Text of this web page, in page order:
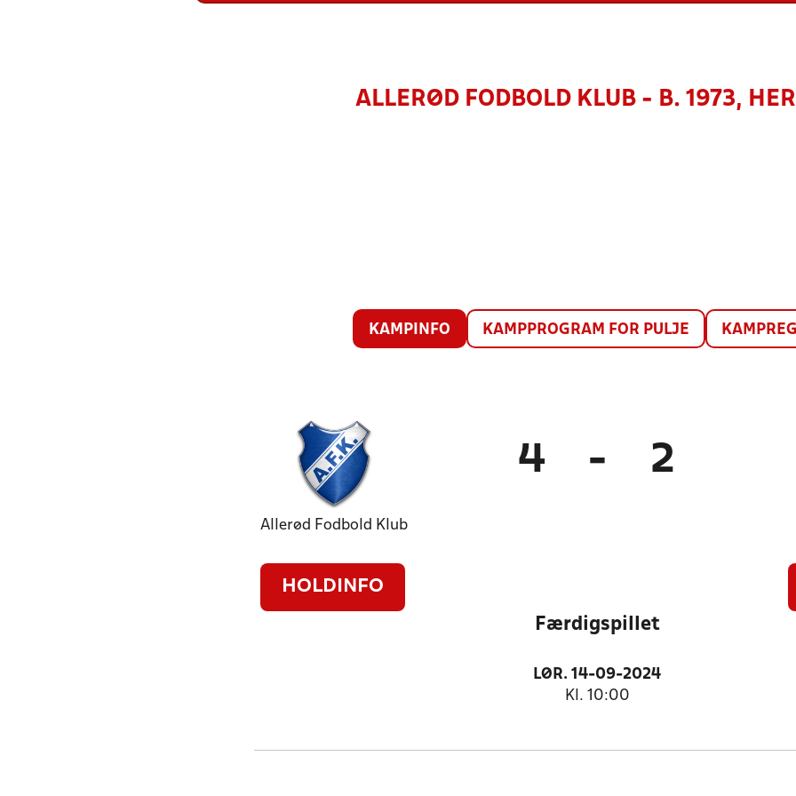
ALLERØD FODBOLD KLUB - B. 1973,
KAMPINFO KAMPPROGRAM FOR PULJE
Allerød Fodbold Klub
HOLDINFO
4 - 2
Færdigspillet
LØR. 14-09-2024
Kl. 10:00